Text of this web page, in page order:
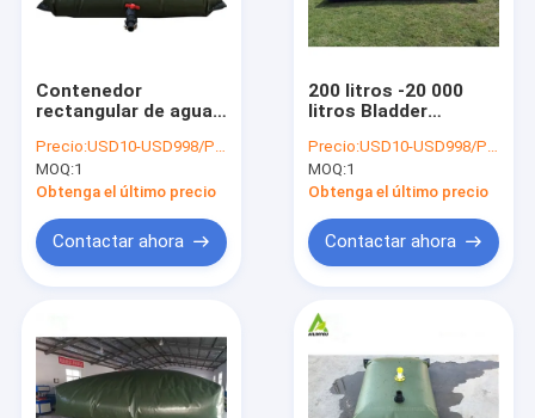
Tanques de cebolla autoportantes
Equipo de biogás
Piscina
productos al aire libre
Contenedor
rectangular de agua
almacenamiento de
agua de lluvia
Precio:USD10-USD998/PCS
MOQ:1
Obtenga el último precio
Contactar ahora
200 litros -20 000
litros Bladder
almohada grande de
PVC / TPU tanque de
almacenamiento de
Precio:USD10-USD998/PCS
MOQ:1
Obtenga el último precio
Contactar ahora